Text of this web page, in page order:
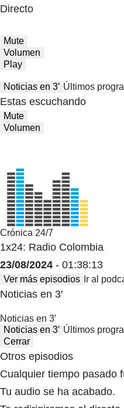
Directo
Mute
Volumen
Play
Noticias en 3′ Últimos
Estas escuchando
Mute
Volumen
Crónica 24/7
1x24: Radio Colombia
23/08/2024 - 01:38:13
Ver más episodios Ir al
Noticias en 3′
Noticias en 3′
Noticias en 3′ Últimos
Cerrar
Otros episodios
Cualquier tiempo pasado
Tu audio se ha acabado.